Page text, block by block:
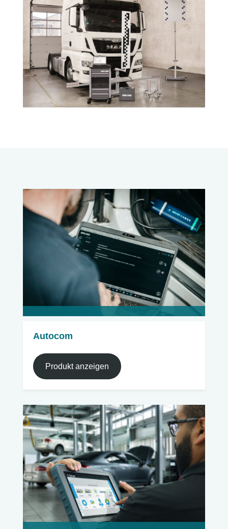
Autocom
Produkt anzeigen